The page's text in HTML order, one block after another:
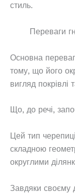
стиль.
Переваги
Основна
тому, що його
вигляд покрівлі
Що, до речі,
Цей тип
складною
округлими
Завдяки своєму